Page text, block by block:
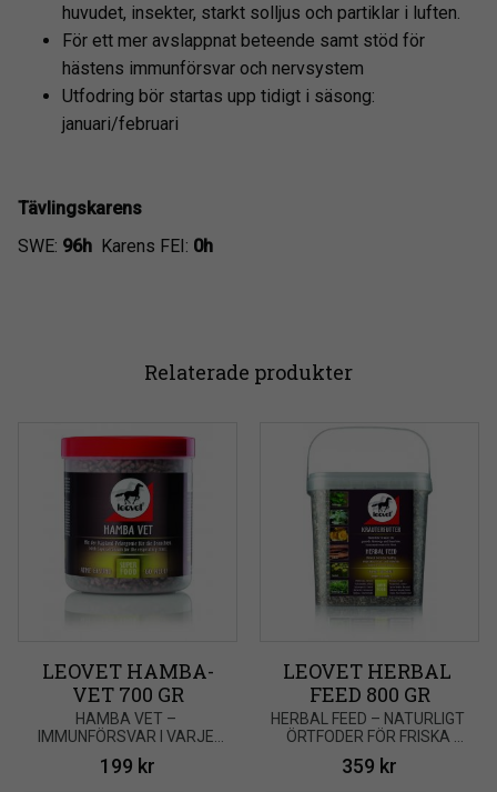
huvudet, insekter, starkt solljus och partiklar i luften.
För ett mer avslappnat beteende samt stöd för
hästens immunförsvar och nervsystem
Utfodring bör startas upp tidigt i säsong:
januari/februari
Tävlingskarens
SWE: 96h Karens FEI: 0h
Relaterade produkter
LEOVET HAMBA-
VET 700 GR
HAMBA VET –
IMMUNFÖRSVAR I VARJE
TUGGA
199 kr
LEOVET HERBAL
FEED 800 GR
​HERBAL FEED – NATURLIGT
ÖRTFODER FÖR FRISKA
LUFTVÄGAR!
359 kr